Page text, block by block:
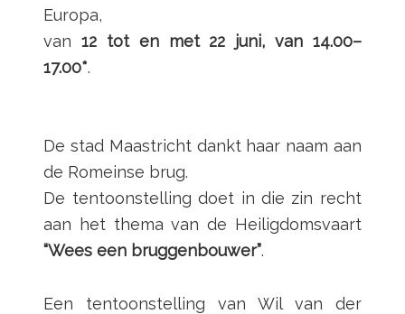
Europa,
van12 tot en met 22 juni, van 14.00–
17.00*.
De stad Maastricht dankt haar naam aan
de Romeinse brug.
De tentoonstelling doet in die zin recht
aan het thema van de Heiligdomsvaart
“Wees een bruggenbouwer”.
Een tentoonstelling van Wil van der